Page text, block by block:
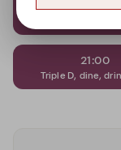
20:00
21:00
Triple D, dine,